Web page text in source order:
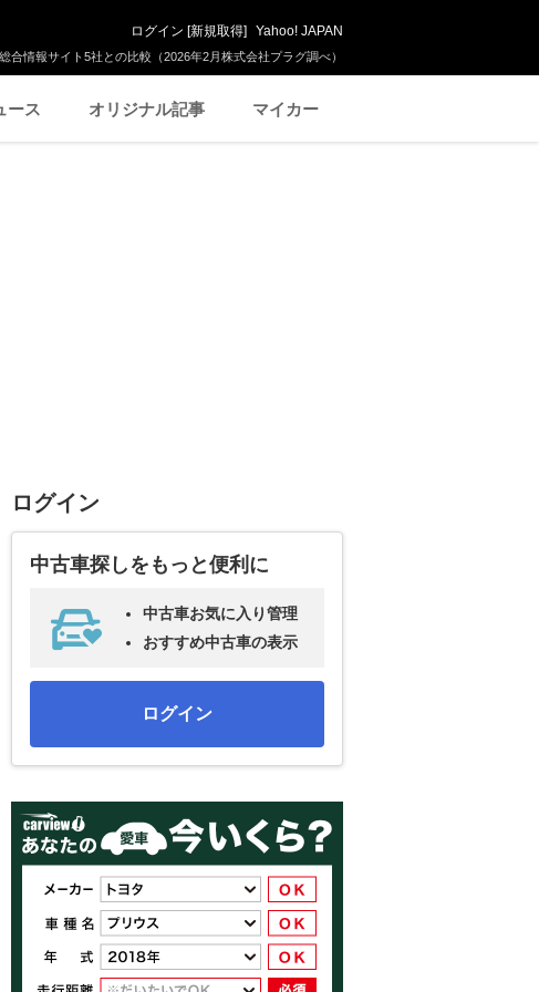
合情報サイト5社との比較（2026年2月株式会社プラグ調べ）
ログイン [新規取得] Yahoo! JAPAN
ース オリジナル記事 マイカー
ログイン
中古車探しをもっと便利に
中古車お気に入り管理
おすすめ中古車の表示
ログイン